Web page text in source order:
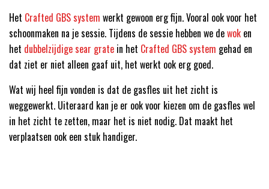
Het Crafted GBS system werkt gewoon erg fijn. Vooral ook voor het
schoonmaken na je sessie. Tijdens de sessie hebben we dewok en
het dubbelzijdige sear grate in het Crafted GBS system gehad en
dat ziet er niet alleen gaaf uit, het werkt ook erg goed.
Wat wij heel fijn vonden is dat de gasfles uit het zicht is
weggewerkt. Uiteraard kan je er ook voor kiezen om de gasfles wel
in het zicht te zetten, maar het is niet nodig. Dat maakt het
verplaatsen ook een stuk handiger.